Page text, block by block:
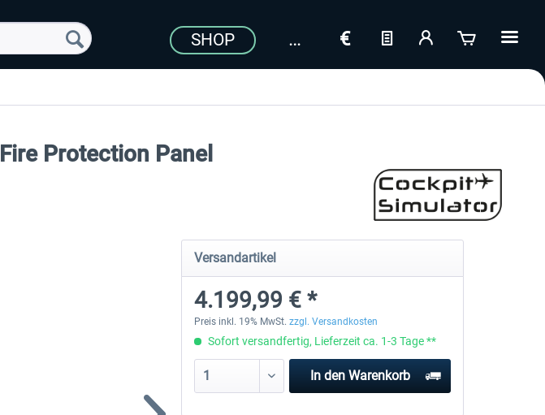
SHOP
Protection Panel
Versandartikel
4.199,99 € *
Preis inkl. 19% MwSt. zzgl. Versandkosten
Sofort versandfertig, Lieferzeit ca. 1-3 Tage **
In den Warenkorb